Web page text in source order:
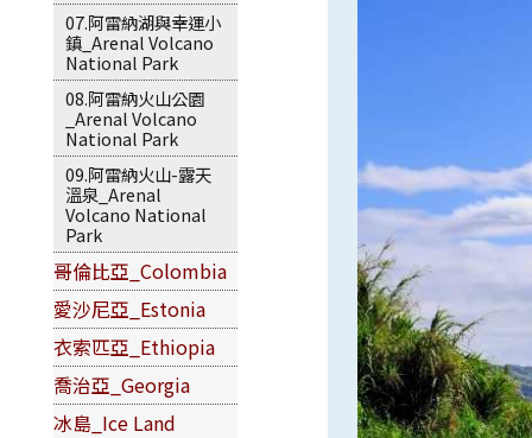
07.阿雷納湖與幸運小
鎮_Arenal Volcano
National Park
08.阿雷納火山公園
_Arenal Volcano
National Park
09.阿雷納火山-露天
溫泉_Arenal
Volcano National
Park
哥倫比亞_Colombia
愛沙尼亞_Estonia
衣索匹亞_Ethiopia
喬治亞_Georgia
冰島_Ice Land